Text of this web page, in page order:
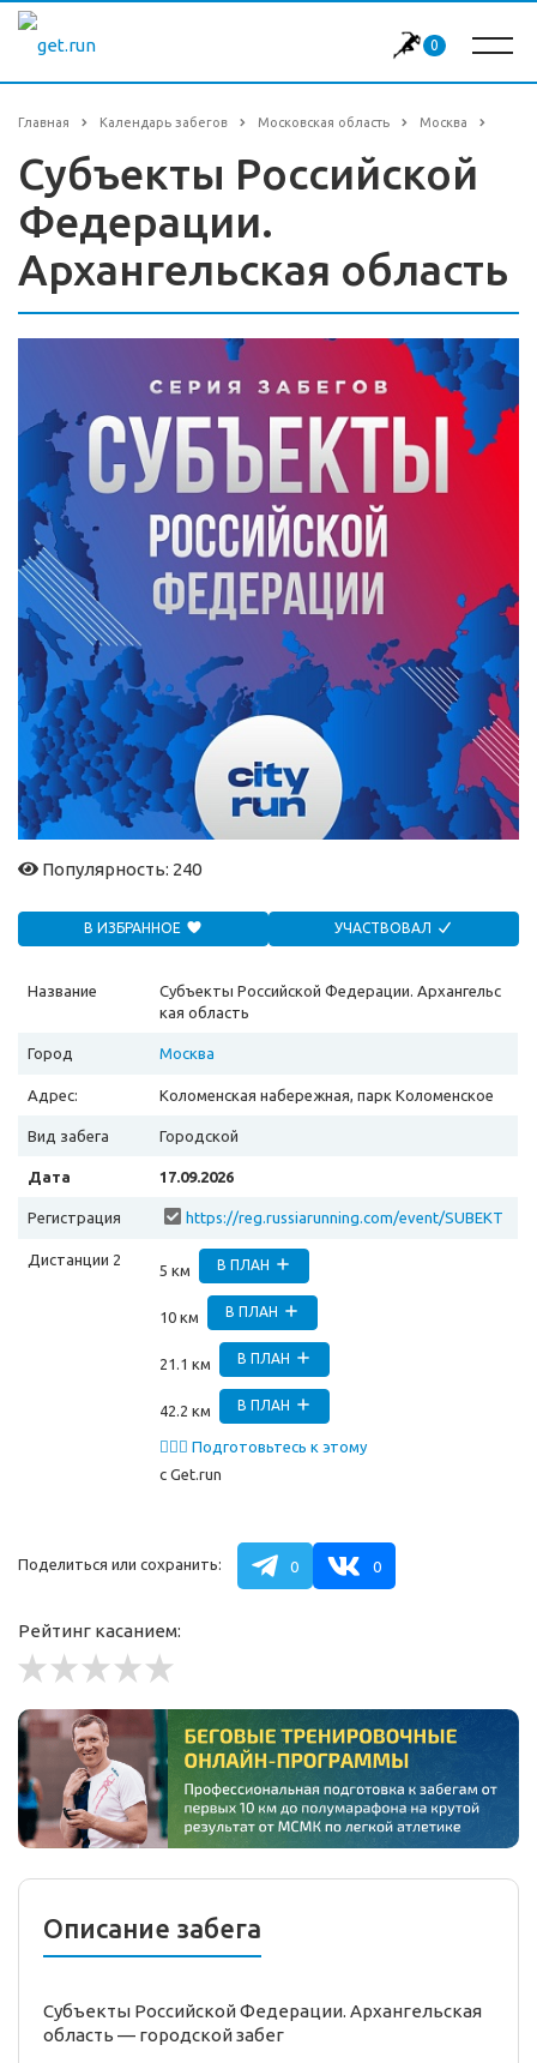
0
Главная Календарь забегов Московская область Москва
Субъекты Российской
Федерации.
Архангельская область
Популярность: 240
В ИЗБРАННОЕ УЧАСТВОВАЛ
Название
Субъекты Российской Федерации. Архангельс
кая область
Город Москва
Адрес: Коломенская набережная, парк Коломенское
Вид забега Городской
Дата 17.09.2026
Регистрация
https://reg.russiarunning.com/event/SUBEKT
BLAST?scrollToTop=1
Дистанции 2
5 км В ПЛАН
10 км В ПЛАН
21.1 км В ПЛАН
42.2 км В ПЛАН
🏃🏻‍♂️ Подготовьтесь к этому
забегу
с Get.run
Поделиться или сохранить: 0 0
Рейтинг касанием:
Описание забега
Субъекты Российской Федерации. Архангельская
область — городскойзабег